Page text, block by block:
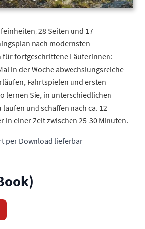
28 Seiten und 17
nach modernsten
für fortgeschrittene Läuferinnen:
in der Woche abwechslungsreiche
Fahrtspielen und ersten
lernen Sie, in unterschiedlichen
und schaffen nach ca. 12
in einer Zeit zwischen 25-30 Minuten.
per Download lieferbar